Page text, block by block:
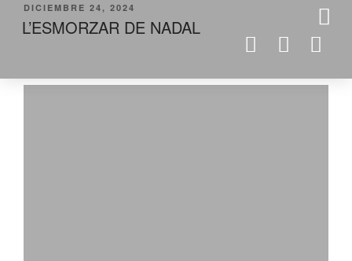
DICIEMBRE 24, 2024
L’ESMORZAR DE NADAL